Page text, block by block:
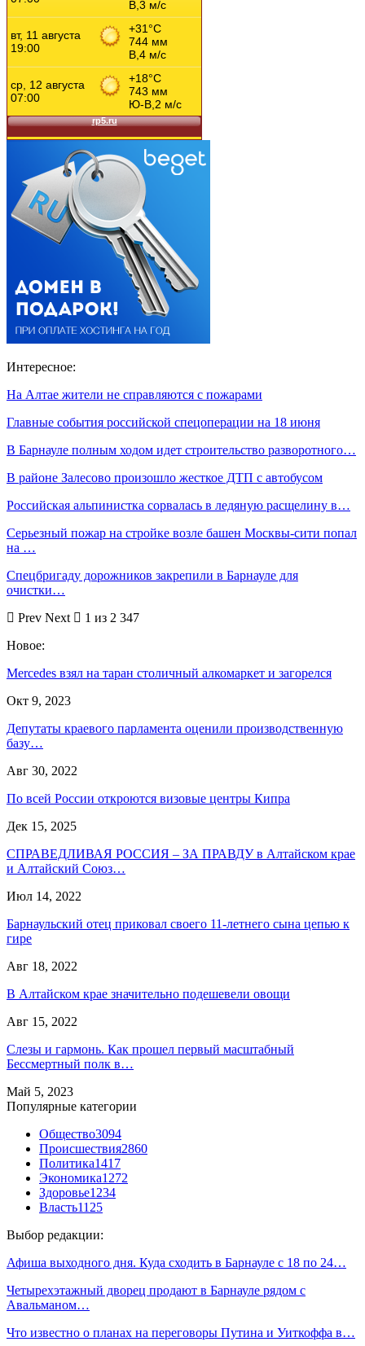
Интересное:
На Алтае жители не справляются с пожарами
Главные события российской спецоперации на 18 июня
В Барнауле полным ходом идет строительство разворотного…
В районе Залесово произошло жесткое ДТП с автобусом
Российская альпинистка сорвалась в ледяную расщелину в…
Серьезный пожар на стройке возле башен Москвы-сити попал
на …
Спецбригаду дорожников закрепили в Барнауле для
очистки…
Prev Next
1 из 2 347
Новое:
Mercedes взял на таран столичный алкомаркет и загорелся
Окт 9, 2023
Депутаты краевого парламента оценили производственную
базу…
Авг 30, 2022
По всей России откроются визовые центры Кипра
Дек 15, 2025
СПРАВЕДЛИВАЯ РОССИЯ – ЗА ПРАВДУ в Алтайском крае
и Алтайский Союз…
Июл 14, 2022
Барнаульский отец приковал своего 11-летнего сына цепью к
гире
Авг 18, 2022
В Алтайском крае значительно подешевели овощи
Авг 15, 2022
Слезы и гармонь. Как прошел первый масштабный
Бессмертный полк в…
Май 5, 2023
Популярные категории
Общество3094
Происшествия2860
Политика1417
Экономика1272
Здоровье1234
Власть1125
Выбор редакции:
Афиша выходного дня. Куда сходить в Барнауле с 18 по 24…
Четырехэтажный дворец продают в Барнауле рядом с
Авальманом…
Что известно о планах на переговоры Путина и Уиткоффа в…